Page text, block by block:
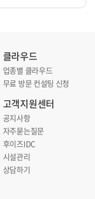
클라우드
업종별 클라우드
무료 방문 컨설팅 신청
고객지원센터
공지사항
자주묻는질문
후이즈IDC
시설관리
상담하기